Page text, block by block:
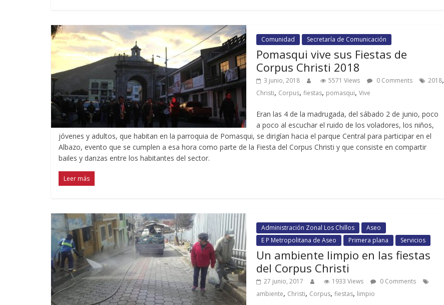
Comunidad Secretaría de Comunicación
Pomasqui vive sus Fiestas de
Corpus Christi 2018
3 junio, 2018 5571 Views 0 Comments 2018,
Christi, Corpus, fiestas, pomasqui, Vive
Eran las 4 de la madrugada, del sábado 2 de junio, poco
a poco al escuchar el ruido de los voladores, los niños,
jóvenes y adultos, que habitan en la parroquia de Pomasqui, se dirigían hacia el parque Central para participar en el
Albazo, evento que se cumplen a esa hora como parte de la Fiesta del Corpus Christi y que consiste en compartir
bailes y danzas entre los habitantes del sector.
Leer más
Administración Zonal Los Chillos
Aseo
E P Metropolitana de Aseo
Primera plana Servicios
Un ambiente limpio en las fiestas
del Corpus Christi
27 junio, 2017 1933 Views
0 Comments
ambiente, Christi, Corpus, fiestas, limpio